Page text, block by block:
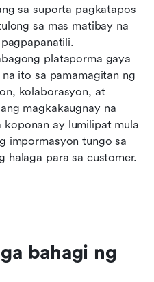
sa suporta pagkatapos
sa mas matibay na
plataporma gaya
ito sa pamamagitan ng
pagsasama ng komunikasyon, kolaborasyon, at
magkakaugnay na
ay lumilipat mula
impormasyon tungo sa
halaga para sa customer.
bahagi ng